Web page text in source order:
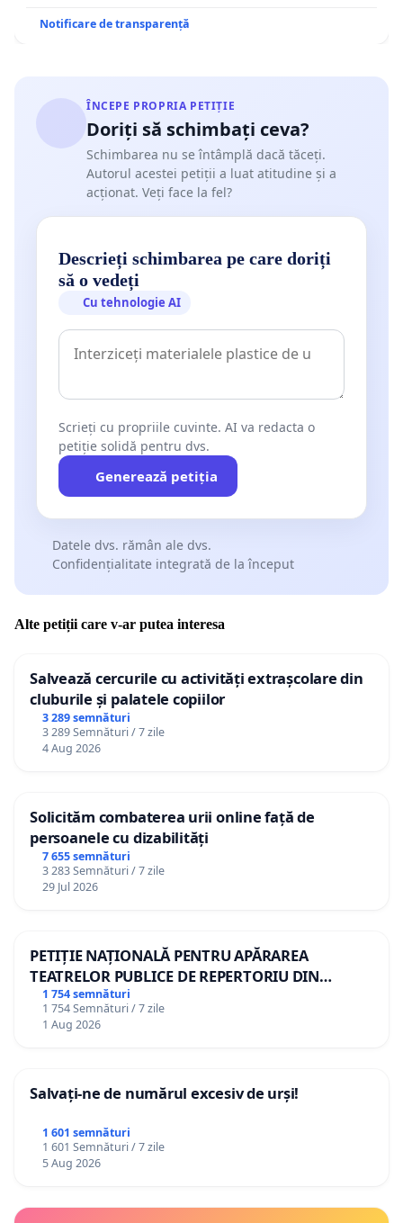
Notificare de transparență
ÎNCEPE PROPRIA PETIȚIE
Doriți să schimbați ceva?
Schimbarea nu se întâmplă dacă tăceți.
Autorul acestei petiții a luat atitudine și a
acționat. Veți face la fel?
Descrieți schimbarea pe care doriți
să o vedeți
Cu tehnologie AI
Scrieți cu propriile cuvinte. AI va redacta o
petiție solidă pentru dvs.
Generează petiția
Datele dvs. rămân ale dvs.
Confidențialitate integrată de la început
Alte petiții care v-ar putea interesa
Salvează cercurile cu activități extrașcolare din
cluburile și palatele copiilor
3 289 semnături
3 289 Semnături / 7 zile
4 Aug 2026
Solicităm combaterea urii online față de
persoanele cu dizabilități
7 655 semnături
3 283 Semnături / 7 zile
29 Jul 2026
PETIȚIE NAȚIONALĂ PENTRU APĂRAREA
TEATRELOR PUBLICE DE REPERTORIU DIN
ROMÂNIA
1 754 semnături
1 754 Semnături / 7 zile
1 Aug 2026
Salvați-ne de numărul excesiv de urși!
1 601 semnături
1 601 Semnături / 7 zile
5 Aug 2026